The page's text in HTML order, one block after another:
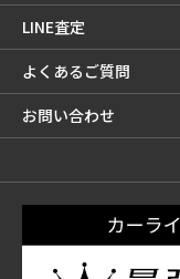
LINE査定
よくあるご質問
お問い合わせ